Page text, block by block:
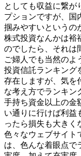
としても収益に繋が
プションですが、国
掴みやすいというの
株式投資なんかは裕
のでしたら、それは
ご婦人でも当然のよ
投資信託ランキング
存在しますが、気を
な考え方でランキン
手持ち資金以上の金
い通りに行けば利益
ったら損失も大きく
色々なウェブサイト
は、色んな着眼点で